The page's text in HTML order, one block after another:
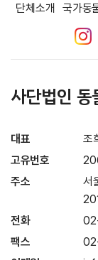
단체소개 국가동
사단법인
대표
조
고유번호
주소
서
전화
팩스